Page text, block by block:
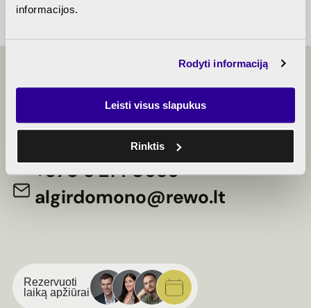
informacijos.
Rodyti informaciją
Leisti visus slapukus
Rinktis
BENDRAUKIME
+370 5 214 0656
algirdomono@rewo.lt
Rezervuoti
laiką apžiūrai